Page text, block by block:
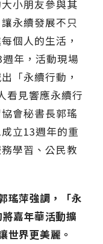
小朋友參與其
永續發展不只
個人的生活，
年，活動現場
「永續行動，
看見響應永續行
會秘書長郭瑤
立13週年的重
學習、公民教
瑤萍強調，「永
嘉年華活動擴
世界更美麗。